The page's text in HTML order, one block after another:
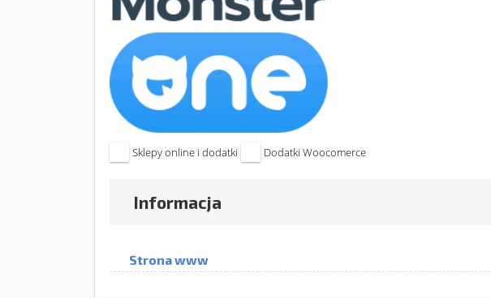
Sklepy online i dodatki Dodatki Woocomerce
Informacja
Strona www